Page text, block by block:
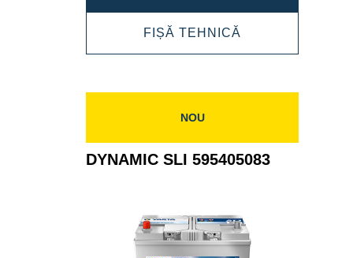
SLI
588403074
FIȘĂ TEHNICĂ
SLI
NOU
DYNAMIC SLI 595405083